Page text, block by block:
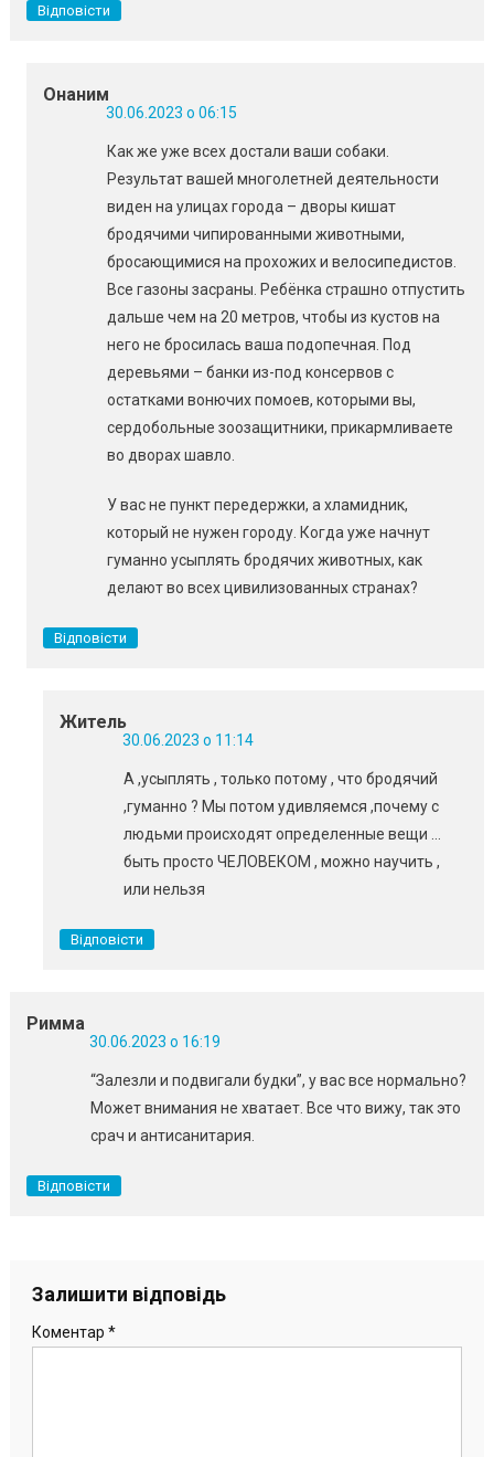
Відповісти
Онаним
30.06.2023 о 06:15
Как же уже всех достали ваши собаки.
Результат вашей многолетней деятельности
виден на улицах города – дворы кишат
бродячими чипированными животными,
бросающимися на прохожих и велосипедистов.
Все газоны засраны. Ребёнка страшно отпустить
дальше чем на 20 метров, чтобы из кустов на
него не бросилась ваша подопечная. Под
деревьями – банки из-под консервов с
остатками вонючих помоев, которыми вы,
сердобольные зоозащитники, прикармливаете
во дворах шавло.
У вас не пункт передержки, а хламидник,
который не нужен городу. Когда уже начнут
гуманно усыплять бродячих животных, как
делают во всех цивилизованных странах?
Відповісти
Житель
30.06.2023 о 11:14
А ,усыплять , только потому , что бродячий
,гуманно ? Мы потом удивляемся ,почему с
людьми происходят определенные вещи …
быть просто ЧЕЛОВЕКОМ , можно научить ,
или нельзя
Відповісти
Римма
30.06.2023 о 16:19
“Залезли и подвигали будки”, у вас все нормально?
Может внимания не хватает. Все что вижу, так это
срач и антисанитария.
Відповісти
Залишити відповідь
Коментар *